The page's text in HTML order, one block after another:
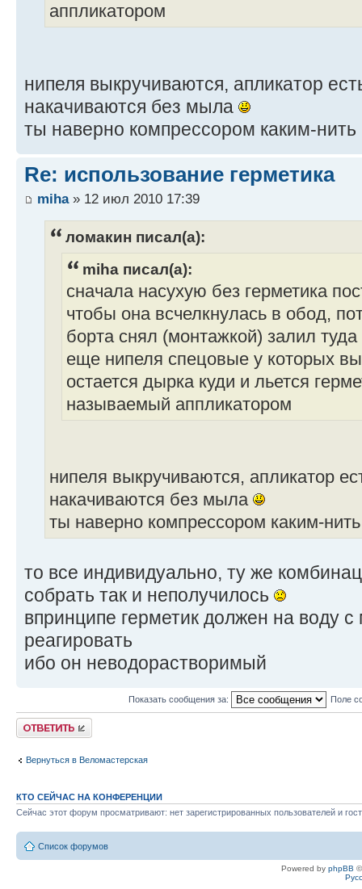
аппликатором
нипеля выкручиваются, апликатор
накачиваются без мыла
ты наверно компрессором каким-нить
Re: использование герметика
miha» 12 июл 2010 17:39
ломакин писал(а):
miha писал(а):
сначала насухую без герметика
чтобы она всчелкнулась в обод,
борта снял (монтажкой) залил туда
еще нипеля спецовые у которых
остается дырка куди и льется
называемый аппликатором
нипеля выкручиваются, апликатор
накачиваются без мыла
ты наверно компрессором каким-
то все индивидуально, ту же
собрать так и неполучилось
впринципе герметик должен на воду
реагировать
ибо он неводорастворимый
Показать сообщения за: Поле
Ответить
Вернуться в Веломастерская
КТО СЕЙЧАС НА КОНФЕРЕНЦИИ
Сейчас этот форум просматривают: нет зарегистрированных пользователей и
Список форумов
Powered by phpBB